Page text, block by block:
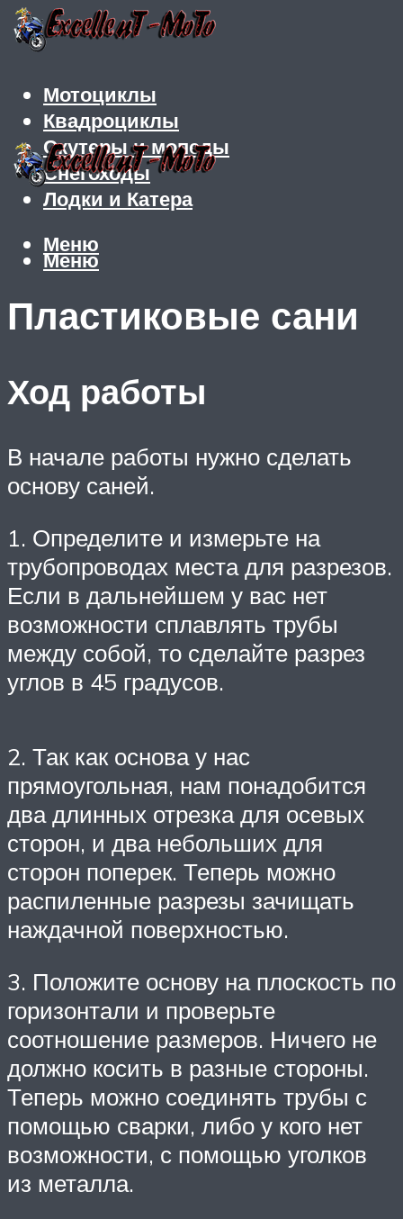
Мотоциклы
Квадроциклы
Скутеры и мопеды
Снегоходы
Лодки и Катера
Меню
Меню
Пластиковые сани
Ход работы
В начале работы нужно сделать
основу саней.
1. Определите и измерьте на
трубопроводах места для разрезов.
Если в дальнейшем у вас нет
возможности сплавлять трубы
между собой, то сделайте разрез
углов в 45 градусов.
2. Так как основа у нас
прямоугольная, нам понадобится
два длинных отрезка для осевых
сторон, и два небольших для
сторон поперек. Теперь можно
распиленные разрезы зачищать
наждачной поверхностью.
3. Положите основу на плоскость по
горизонтали и проверьте
соотношение размеров. Ничего не
должно косить в разные стороны.
Теперь можно соединять трубы с
помощью сварки, либо у кого нет
возможности, с помощью уголков
из металла.